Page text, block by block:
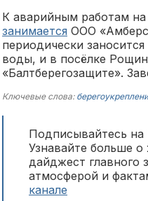
К аварийным работам на
занимается ООО
периодически
воды, и в посёлке
«Балтберегозащите».
Ключевые слова:
Подписывайтесь на
Узнавайте больше о
дайджест главного
атмосферой и
канале